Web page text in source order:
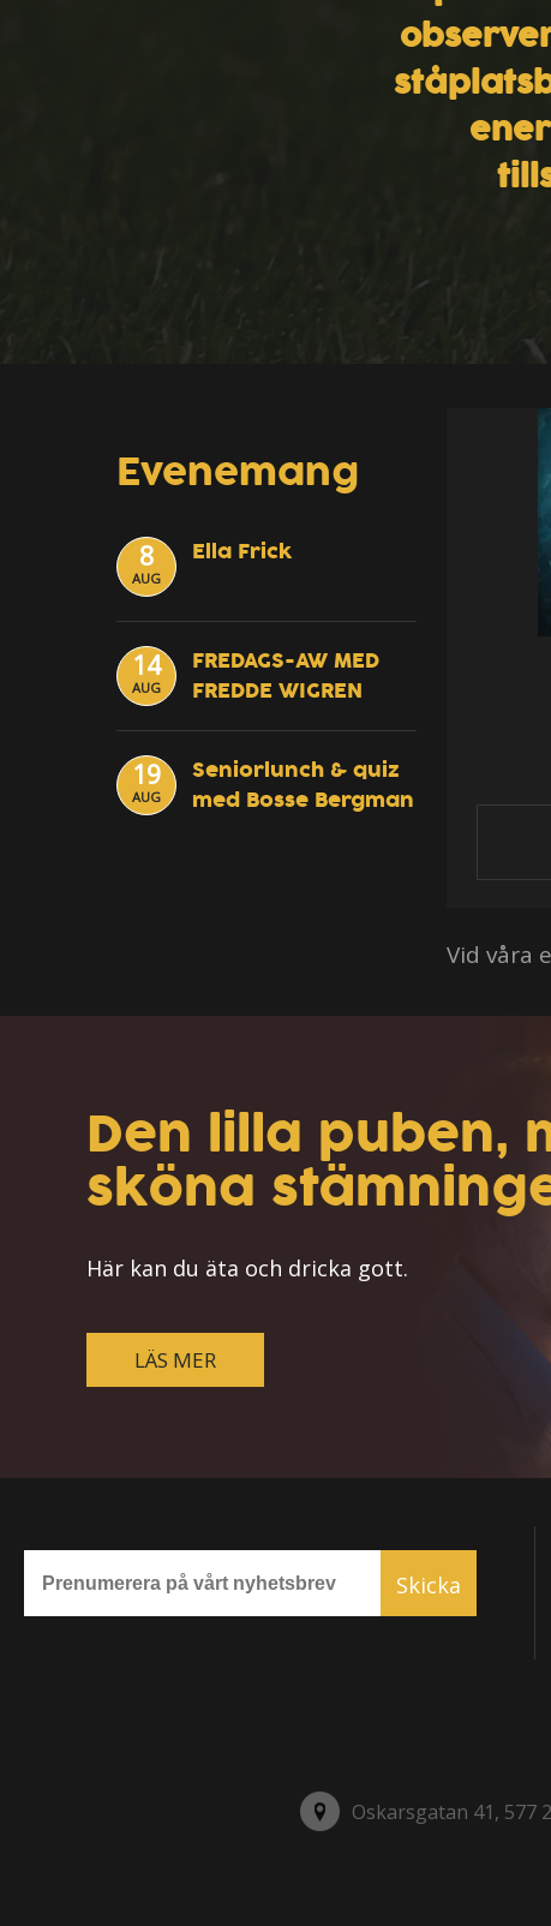
Evenemang
8
AUG
Ella Frick
14
AUG
FREDAGS-AW MED
FREDDE WIGREN
19
AUG
Seniorlunch & quiz
med Bosse Bergman
Vid våra
Den lilla puben,
sköna
Här kan du äta och dricka gott.
LÄS MER
Skicka
Oskarsgatan 41, 577